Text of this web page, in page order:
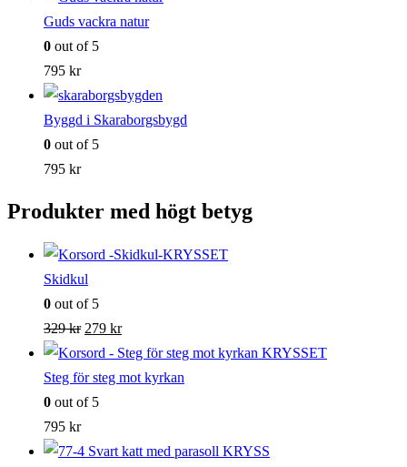
Guds vackra natur
0 out of 5
795 kr
Byggd i Skaraborgsbygd
0 out of 5
795 kr
Produkter med högt betyg
Skidkul
0 out of 5
329kr Det
ursprungliga
priset
var:
279 krDet
nuvarande
priset
Steg för steg mot kyrkan
0 out of 5
795 kr